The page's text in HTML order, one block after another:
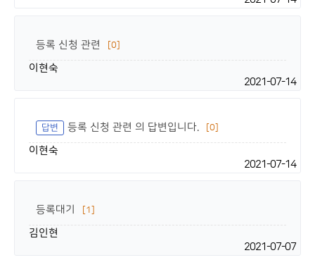
등록 신청 관련 [0]
이현숙
2021-07-14
답변 등록 신청 관련 의 답변입니다. [0]
이현숙
2021-07-14
등록대기 [1]
김인현
2021-07-07